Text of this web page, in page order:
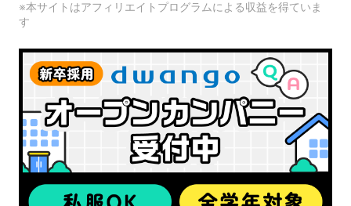
※本サイトはアフィリエイトプログラムによる収益を得ていま
す